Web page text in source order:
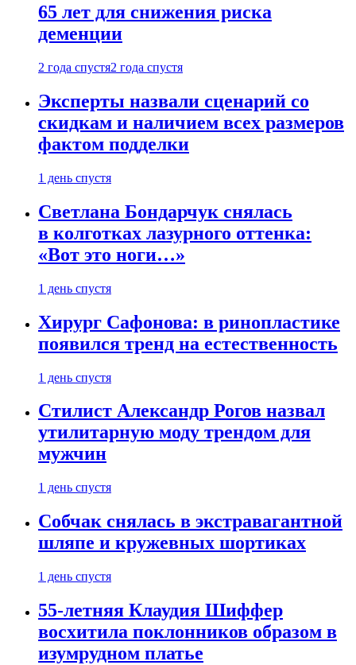
65 лет для снижения риска
деменции
2 года спустя2 года спустя
Эксперты назвали сценарий со
скидкам и наличием всех размеров
фактом подделки
1 день спустя
Светлана Бондарчук снялась
в колготках лазурного оттенка:
«Вот это ноги…»
1 день спустя
Хирург Сафонова: в ринопластике
появился тренд на естественность
1 день спустя
Стилист Александр Рогов назвал
утилитарную моду трендом для
мужчин
1 день спустя
Собчак снялась в экстравагантной
шляпе и кружевных шортиках
1 день спустя
55-летняя Клаудия Шиффер
восхитила поклонников образом в
изумрудном платье